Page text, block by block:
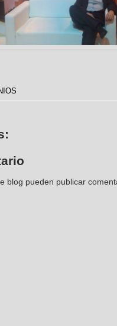
blog pueden publicar